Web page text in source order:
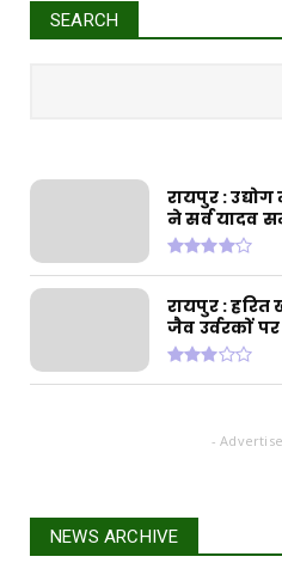
August
रायपुर : मुख्यमंत्री श्री
August
रायपुर : जल जीवन मिशन
तस्वीर
रायपुर : आत्मसमर्पित 66
SEARCH
रायपुर : वर्ष 2024-
मिशन के कार्यों के
चुकी है 3000 करोड़
रायपुर :
ने सर्व यादव
रायपुर :
जैव उर्वरकों
-
NEWS ARCHIVE